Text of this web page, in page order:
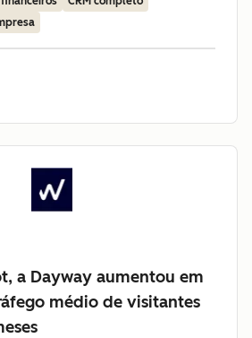
a Dayway aumentou em
médio de visitantes